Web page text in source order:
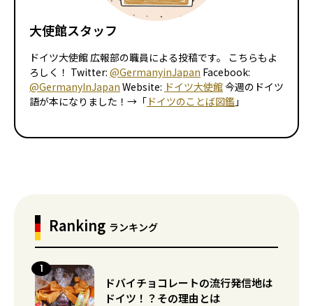
大使館スタッフ
ドイツ大使館 広報部の職員による投稿です。 こちらもよ
ろしく！ Twitter: @GermanyinJapan Facebook:
@GermanyInJapan Website: ドイツ大使館今週のドイツ
語が本になりました！→「 ドイツのことば図鑑 」
Ranking ランキング
ドバイチョコレートの流行発信地は
ドイツ！？その理由とは